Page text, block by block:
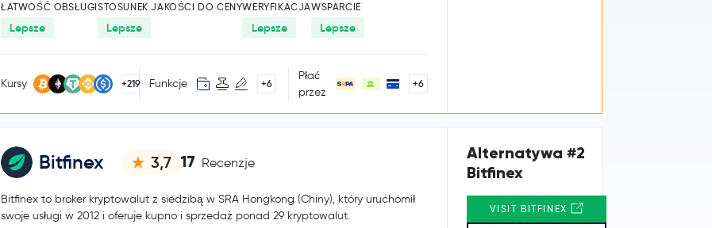
ŁATWOŚĆ OBSŁUGI
Lepsze
STOSUNEK JAKOŚCI DO CENY
Lepsze
WERYFIKACJA
Lepsze
WSPARCIE
Lepsze
Kursy +219 Funkcje +6
Płać
przez
+6
Bitfinex 3,7 17 Recenzje
Bitfinex to broker kryptowalut z siedzibą w SRA Hongkong (Chiny), który uruchomił
swoje usługi w 2012 i oferuje kupno i sprzedaż ponad 29 kryptowalut.
Alternatywa #2
Bitfinex
VISIT BITFINEX